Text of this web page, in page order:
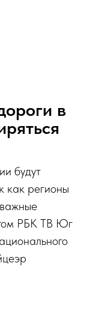
в
будут
как регионы
РБК ТВ Юг